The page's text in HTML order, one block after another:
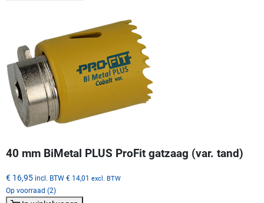
40 mm BiMetal PLUS ProFit gatzaag (var. tand)
€ 16,95 incl. BTW € 14,01 excl. BTW
Op voorraad (2)